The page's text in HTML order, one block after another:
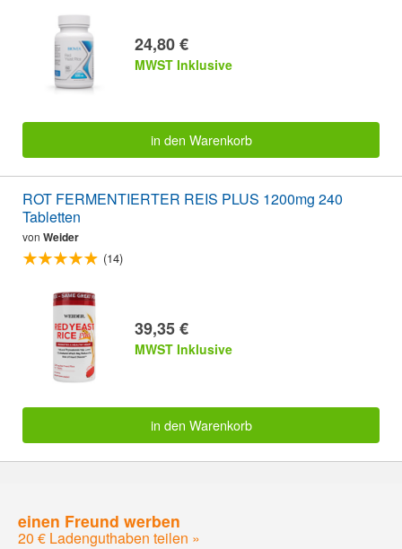
24,80 €
MWST Inklusive
in den Warenkorb
ROT FERMENTIERTER REIS PLUS 1200mg 240
Tabletten
von Weider
(14)
39,35 €
MWST Inklusive
in den Warenkorb
einen Freund werben
20 € Ladenguthaben teilen »